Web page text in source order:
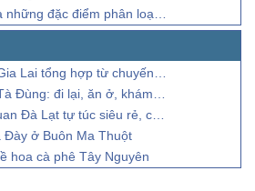
đặc điểm phân loại khai thác
tổng hợp từ chuyến đi thực tế
Đùng: đi lại, ăn ở, khám phá
Lạt tự túc siêu rẻ, cực chill
Đày ở Buôn Ma Thuột
hoa cà phê Tây Nguyên